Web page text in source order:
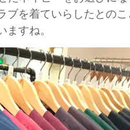
を着ていらしたとの
すね。